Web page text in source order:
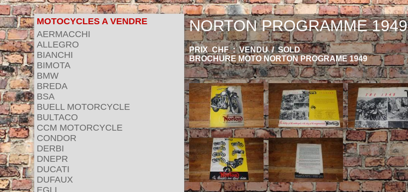
MOTOCYCLES A VENDRE
AERMACCHI
ALLEGRO
BIANCHI
BIMOTA
BMW
BREDA
BSA
BUELL MOTORCYCLE
BULTACO
CCM MOTORCYCLE
CONDOR
DERBI
DNEPR
DUCATI
DUFAUX
EGLI
NORTON PROGRAMME 1949
PRIX CHF : VENDU / SOLD
BROCHURE MOTO NORTON PROGRAME 1949